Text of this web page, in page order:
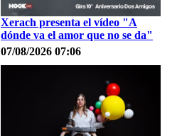
Xerach presenta el vídeo "A
dónde va el amor que no se da"
07/08/2026 07:06